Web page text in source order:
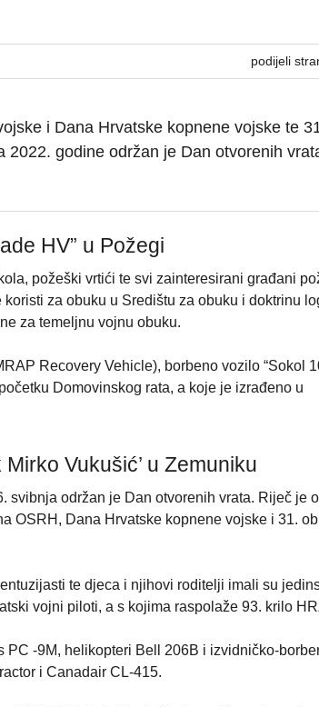
podijeli
i Dana Hrvatske kopnene vojske te
godine održan je Dan otvorenih
HV” u Požegi
požeški vrtići te svi zainteresirani građani
za obuku u Središtu za obuku i doktrinu
za temeljnu vojnu obuku.
Recovery Vehicle), borbeno vozilo “Sokol
Domovinskog rata, a koje je izrađeno u
Vukušić’ u Zemuniku
svibnja održan je Dan otvorenih vrata. Riječ je o
OSRH, Dana Hrvatske kopnene vojske i 31.
te djeca i njihovi roditelji imali su
vojni piloti, a s kojima raspolaže 93. krilo
-9M, helikopteri Bell 206B i izvidničko-
i Canadair CL-415.